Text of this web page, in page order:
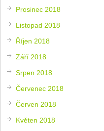
Prosinec 2018
Listopad 2018
Říjen 2018
Září 2018
Srpen 2018
Červenec 2018
Červen 2018
Květen 2018